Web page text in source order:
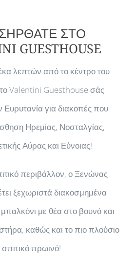
ΣΤΟ
GUESTHOUSE
λεπτών από το κέντρο του
Valentini Guesthouse σάς
Ευρυτανία για διακοπές που
Ηρεμίας, Νοσταλγίας,
Αύρας και Εύνοιας!
περιβάλλον, ο Ξενώνας
ξεχωριστά διακοσμημένα
με θέα στο βουνό και
καθώς και το πιο πλούσιο
σπιτικό πρωινό!